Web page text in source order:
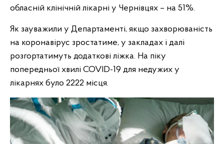
обласній клінічній лікарні у Чернівцях – на 51%.
Як зауважили у Департаменті, якщо захворюваність
на коронавірус зростатиме, у закладах і далі
розгортатимуть додаткові ліжка. На піку
попередньої хвилі COVID-19 для недужих у
лікарнях було 2222 місця.